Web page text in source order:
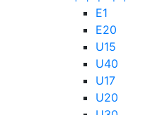
E1
E20
U15
U40
U17
U20